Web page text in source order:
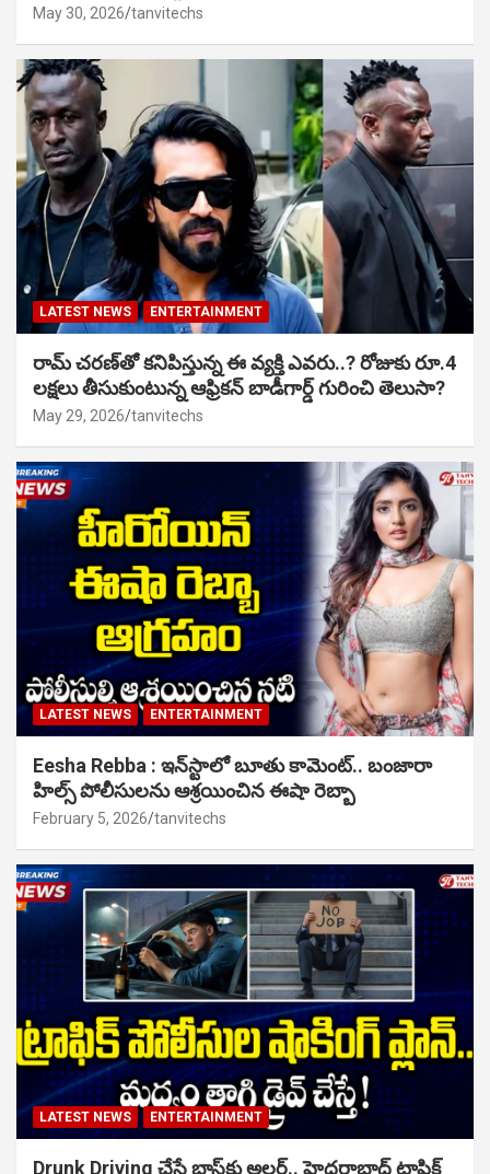
May 30, 2026 tanvitechs
LATEST NEWS ENTERTAINMENT
రామ్ చరణ్‌తో కనిపిస్తున్న ఈ వ్యక్తి ఎవరు..? రోజుకు రూ.4
లక్షలు తీసుకుంటున్న ఆఫ్రికన్ బాడీగార్డ్ గురించి తెలుసా?
May 29, 2026 tanvitechs
LATEST NEWS ENTERTAINMENT
Eesha Rebba : ఇన్‌స్టాలో బూతు కామెంట్.. బంజారా
హిల్స్ పోలీసులను ఆశ్రయించిన ఈషా రెబ్బా
February 5, 2026 tanvitechs
LATEST NEWS ENTERTAINMENT
Drunk Driving చేస్తే బాస్‌కు అలర్ట్.. హైదరాబాద్ ట్రాఫిక్